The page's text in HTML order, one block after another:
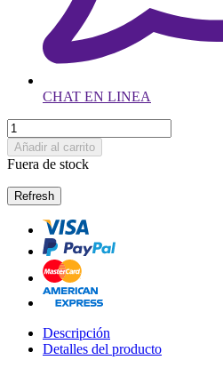
CHAT EN LINEA
Añadir al carrito
Fuera de stock
Descripción
Detalles del producto